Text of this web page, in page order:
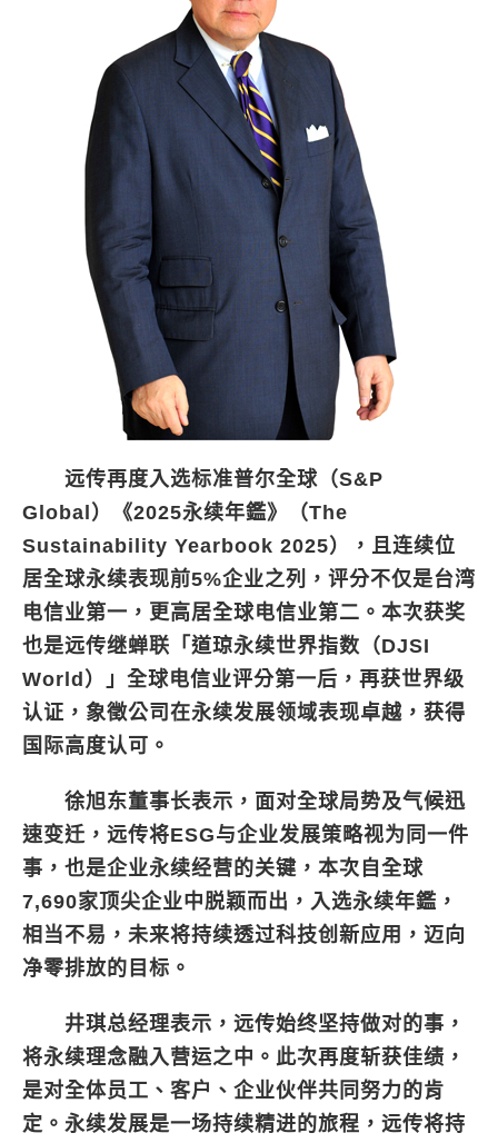
远传再度入选标准普尔全球（S&P
Global）《2025永续年鑑》（The
Sustainability Yearbook 2025），且连续位
居全球永续表现前5%企业之列，评分不仅是台湾
电信业第一，更高居全球电信业第二。本次获奖
也是远传继蝉联「道琼永续世界指数（DJSI
World）」全球电信业评分第一后，再获世界级
认证，象徵公司在永续发展领域表现卓越，获得
国际高度认可。
徐旭东董事长表示，面对全球局势及气候迅
速变迁，远传将ESG与企业发展策略视为同一件
事，也是企业永续经营的关键，本次自全球
7,690家顶尖企业中脱颖而出，入选永续年鑑，
相当不易，未来将持续透过科技创新应用，迈向
净零排放的目标。
井琪总经理表示，远传始终坚持做对的事，
将永续理念融入营运之中。此次再度斩获佳绩，
是对全体员工、客户、企业伙伴共同努力的肯
定。永续发展是一场持续精进的旅程，远传将持